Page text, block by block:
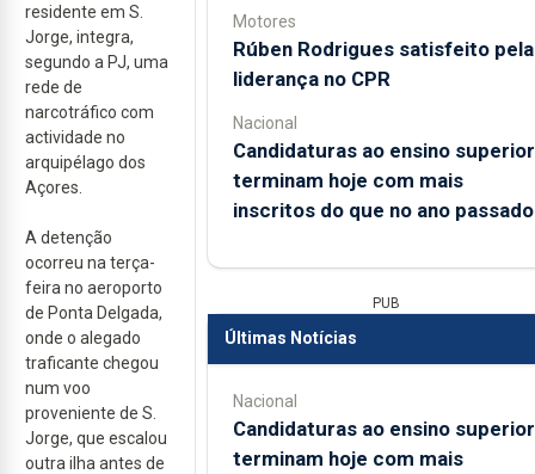
residente em S.
Jorge, integra,
segundo a PJ, uma
rede de
narcotráfico com
actividade no
arquipélago dos
Açores.
A detenção
ocorreu na terça-
feira no aeroporto
de Ponta Delgada,
onde o alegado
traficante chegou
num voo
proveniente de S.
Jorge, que escalou
outra ilha antes de
Motores
Rúben Rodrigues satisfeito pela
liderança no CPR
Nacional
Candidaturas ao ensino superior
terminam hoje com mais
inscritos do que no ano passado
PUB
Últimas Notícias
Nacional
Candidaturas ao ensino superior
terminam hoje com mais